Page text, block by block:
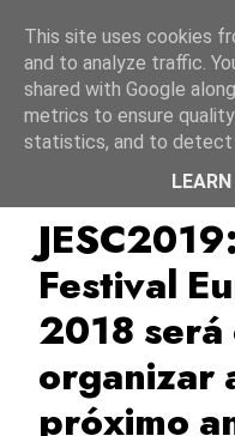
Festival
2018 será
organizar
próximo
This site uses cookies
and to analyze traffic.
shared with Google
metrics to ensure
statistics, and to detect